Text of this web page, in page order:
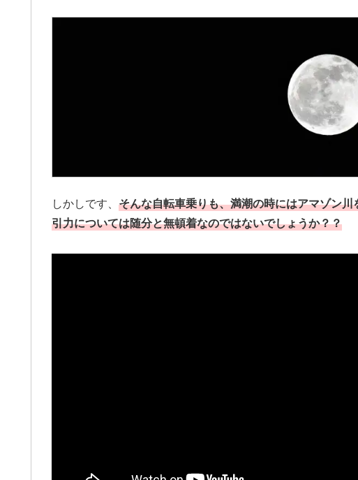
しかしです、 そんな自転車乗りも、満潮の時にはアマゾン
引力については随分と無頓着なのではないでしょうか？？